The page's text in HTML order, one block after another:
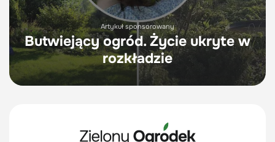
Artykuł sponsorowany
Butwiejący ogród. Życie ukryte w
rozkładzie